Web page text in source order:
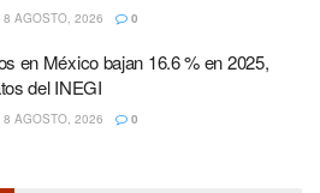
8 AGOSTO, 2026 0
en México bajan 16.6 % en 2025,
del INEGI
8 AGOSTO, 2026 0